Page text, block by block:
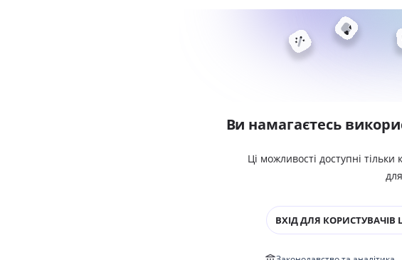
Ви намагаєтесь
Ці можливості доступні
ВХІД ДЛЯ КОРИСТУВАЧІВ